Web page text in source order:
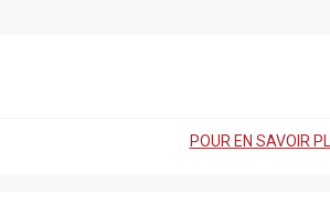
POUR EN SAVOIR